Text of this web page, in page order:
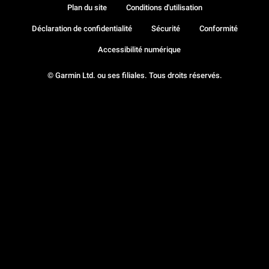
© Garmin Ltd. ou ses filiales. Tous droits réservés.
Plan du site Conditions d'utilisation
Déclaration de confidentialité Sécurité Conformité
Accessibilité numérique